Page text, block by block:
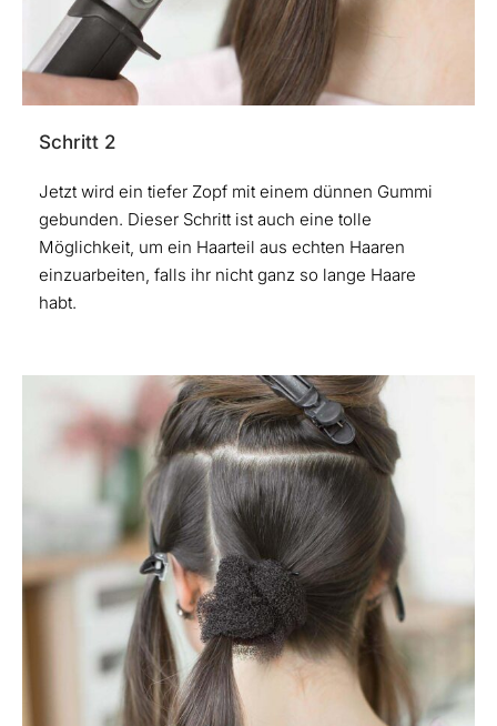
Schritt 2
Jetzt wird ein tiefer Zopf mit einem dünnen Gummi
gebunden. Dieser Schritt ist auch eine tolle
Möglichkeit, um ein Haarteil aus echten Haaren
einzuarbeiten, falls ihr nicht ganz so lange Haare
habt.